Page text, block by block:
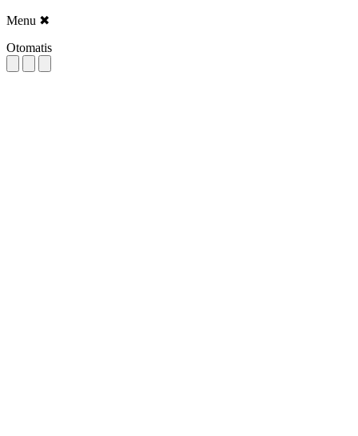
Menu ✖
Otomatis